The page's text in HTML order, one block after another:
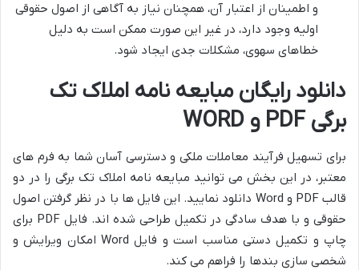
و اطمینان از اعتبار آن، همچنان نیاز به آگاهی از اصول حقوقی
اولیه وجود دارد، در غیر این صورت ممکن است به دلیل
خطاهای سهوی، مشکلات جدی ایجاد شود.
دانلود رایگان مبایعه نامه املاک تک
برگی PDF و WORD
برای تسهیل فرآیند معاملات ملکی و دسترسی آسان شما به فرم های
معتبر، در این بخش می توانید مبایعه نامه املاک تک برگی را در دو
قالب PDF و Word دانلود نمایید. این فایل ها با در نظر گرفتن اصول
حقوقی و با هدف سادگی در تکمیل طراحی شده اند. فایل PDF برای
چاپ و تکمیل دستی مناسب است و فایل Word امکان ویرایش و
شخصی سازی بندها را فراهم می کند.